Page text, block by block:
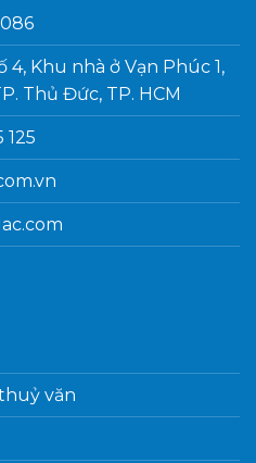
4, Khu nhà ở Vạn Phúc 1,
Thủ Đức, TP. HCM
văn